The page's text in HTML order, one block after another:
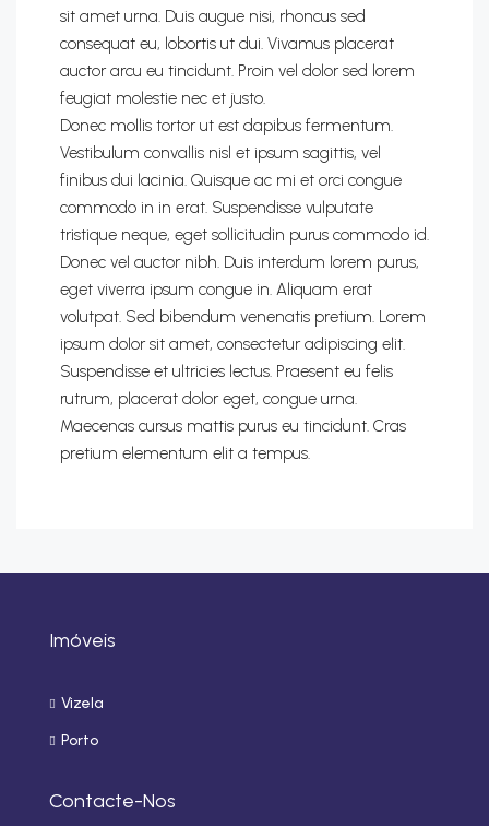
sit amet urna. Duis augue nisi, rhoncus sed
consequat eu, lobortis ut dui. Vivamus placerat
auctor arcu eu tincidunt. Proin vel dolor sed lorem
feugiat molestie nec et justo.
Donec mollis tortor ut est dapibus fermentum.
Vestibulum convallis nisl et ipsum sagittis, vel
finibus dui lacinia. Quisque ac mi et orci congue
commodo in in erat. Suspendisse vulputate
tristique neque, eget sollicitudin purus commodo id.
Donec vel auctor nibh. Duis interdum lorem purus,
eget viverra ipsum congue in. Aliquam erat
volutpat. Sed bibendum venenatis pretium. Lorem
ipsum dolor sit amet, consectetur adipiscing elit.
Suspendisse et ultricies lectus. Praesent eu felis
rutrum, placerat dolor eget, congue urna.
Maecenas cursus mattis purus eu tincidunt. Cras
pretium elementum elit a tempus.
Imóveis
Vizela
Porto
Contacte-Nos